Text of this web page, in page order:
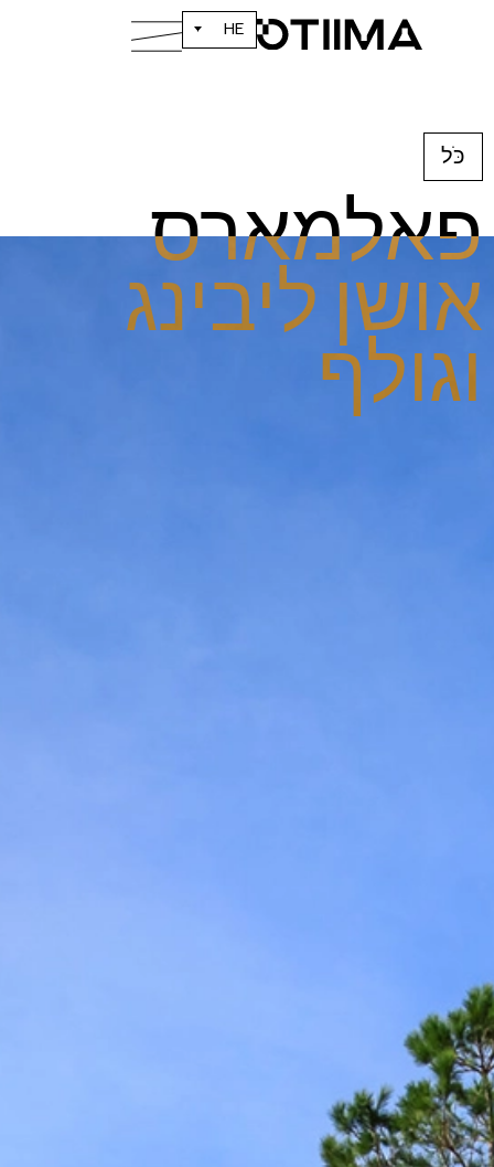
HE
כֹּל
פאלמארס
אושן ליבינג
וגולף